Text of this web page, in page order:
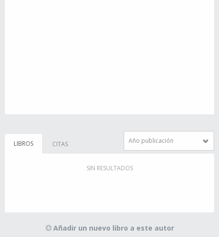
LIBROS CITAS Año publicación
SIN RESULTADOS
Añadir un nuevo libro a este autor